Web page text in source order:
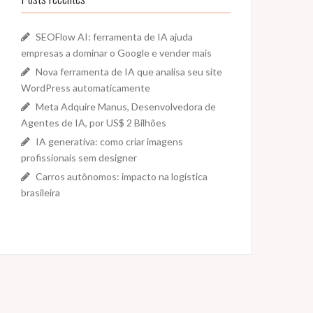
SEOFlow AI: ferramenta de IA ajuda
empresas a dominar o Google e vender mais
Nova ferramenta de IA que analisa seu site
WordPress automaticamente
Meta Adquire Manus, Desenvolvedora de
Agentes de IA, por US$ 2 Bilhões
IA generativa: como criar imagens
profissionais sem designer
Carros autônomos: impacto na logística
brasileira